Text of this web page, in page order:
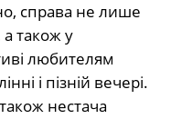
справа не лише
а також у
любителям
і пізній вечері.
нестача